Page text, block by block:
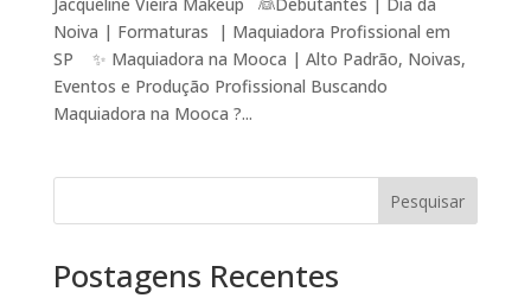
Noiva | Formaturas | Maquiadora Profissional em
SP ✨ Maquiadora na Mooca | Alto Padrão, Noivas,
Eventos e Produção Profissional Buscando
Maquiadora na Mooca ?...
Pesquisar
Postagens Recentes